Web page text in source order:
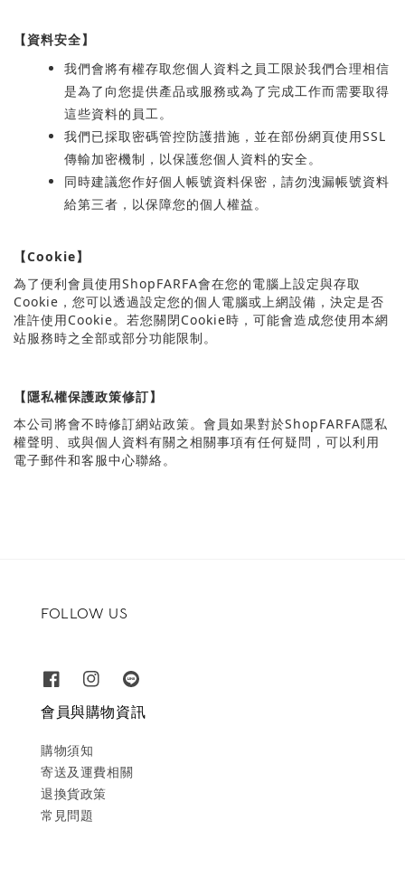
【資料安全】
我們會將有權存取您個人資料之員工限於我們合理相信
是為了向您提供產品或服務或為了完成工作而需要取得
這些資料的員工。
我們已採取密碼管控防護措施，並在部份網頁使用SSL
傳輸加密機制，以保護您個人資料的安全。
同時建議您作好個人帳號資料保密，請勿洩漏帳號資料
給第三者，以保障您的個人權益。
【Cookie】
為了便利會員使用ShopFARFA會在您的電腦上設定與存取
Cookie ，您可以透過設定您的個人電腦或上網設備，決定是否
准許使用Cookie。若您關閉Cookie時，可能會造成您使用本網
站服務時之全部或部分功能限制。
【隱私權保護政策修訂】
本公司將會不時修訂網站政策。會員如果對於ShopFARFA隱私
權聲明、或與個人資料有關之相關事項有任何疑問，可以利用
電子郵件和客服中心聯絡。
FOLLOW US
會員與購物資訊
購物須知
寄送及運費相關
退換貨政策
常見問題